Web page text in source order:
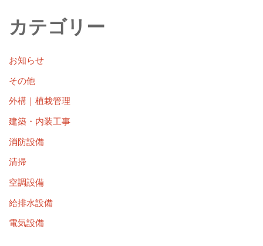
カテゴリー
お知らせ
その他
外構｜植栽管理
建築・内装工事
消防設備
清掃
空調設備
給排水設備
電気設備